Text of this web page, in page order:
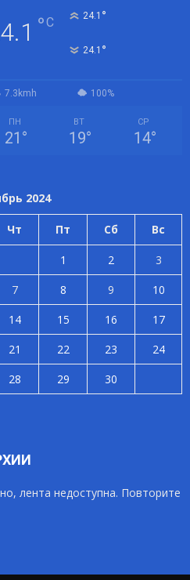
°C 24.1 °
24.1 °
7.3kmh 100%
ПН
21 °
ВТ
19°
СР
14°
2024
Чт Пт Сб Вс
1 2
3
7 8 9
10
14 15 16
17
21 22 23
24
28 29
30
лента недоступна. Повторите